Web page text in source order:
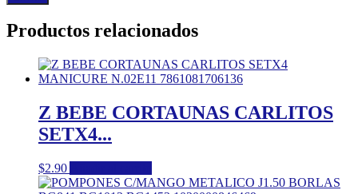
Productos relacionados
Z BEBE CORTAUNAS CARLITOS
SETX4...
$2.90